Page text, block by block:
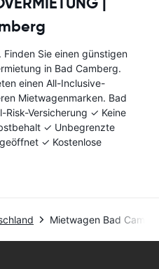
Sie einen günstigen
in Bad Camberg.
einen All-Inclusive-
Mietwagenmarken. Bad
Versicherung ✓ Keine
✓ Unbegrenzte
✓ Kostenlose
Mietwagen Bad